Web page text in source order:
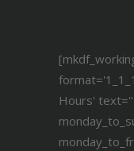
Hours'